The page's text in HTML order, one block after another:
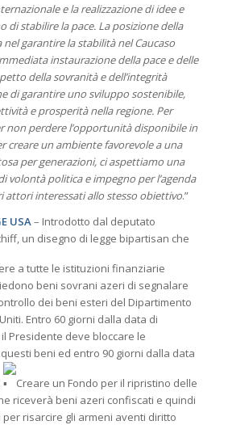
e la realizzazione di idee e
di stabilire la pace. La posizione della
garantire la stabilità nel Caucaso
instaurazione della pace e delle
della sovranità e dell’integrità
di garantire uno sviluppo sostenibile,
e prosperità nella regione. Per
non perdere l’opportunità disponibile in
creare un ambiente favorevole a una
per generazioni, ci aspettiamo una
volontà politica e impegno per l’agenda
attori interessati allo stesso obiettivo.”
USA– Introdotto dal deputato
un disegno di legge bipartisan che
a tutte le istituzioni finanziarie
beni sovrani azeri di segnalare
dei beni esteri del Dipartimento
Entro 60 giorni dalla data di
Presidente deve bloccare le
beni ed entro 90 giorni dalla data
Creare un Fondo per il ripristino delle
riceverà beni azeri confiscati e quindi
risarcire gli armeni aventi diritto